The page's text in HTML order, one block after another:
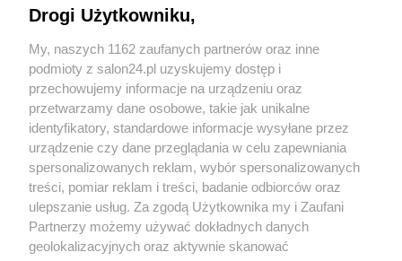
Sport
Społeczeństwo
Kultura
X Facebook Instagram Youtube
Drogi Użytkowniku,
My, naszych 1162 zaufanych partnerów oraz inne
podmioty z salon24.pl uzyskujemy dostęp i
przechowujemy informacje na urządzeniu oraz
przetwarzamy dane osobowe, takie jak unikalne
identyfikatory, standardowe informacje wysyłane przez
urządzenie czy dane przeglądania w celu zapewniania
spersonalizowanych reklam, wybór spersonalizowanych
treści, pomiar reklam i treści, badanie odbiorców oraz
ulepszanie usług. Za zgodą Użytkownika my i Zaufani
Partnerzy możemy używać dokładnych danych
geolokalizacyjnych oraz aktywnie skanować